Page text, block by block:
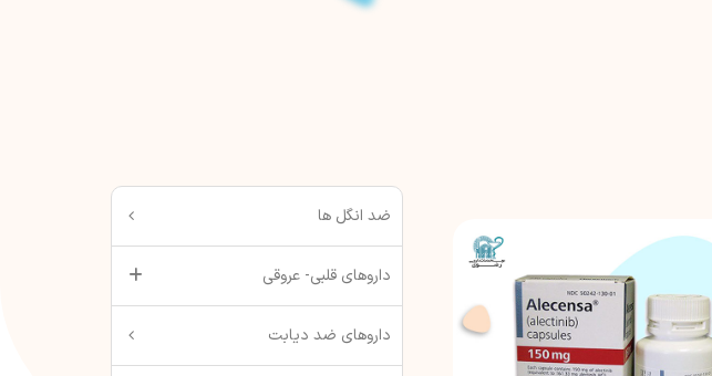
ضد انگل ها
داروهای قلبی- عروقی
داروهای ضد دیابت